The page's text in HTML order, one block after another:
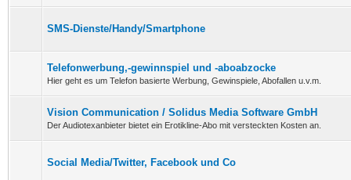
SMS-Dienste/Handy/Smartphone
Telefonwerbung,-gewinnspiel und -aboabzocke
Hier geht es um Telefon basierte Werbung, Gewinspiele, Abofallen u.v.m.
Vision Communication / Solidus Media Software GmbH
Der Audiotexanbieter bietet ein Erotikline-Abo mit versteckten Kosten an.
Social Media/Twitter, Facebook und Co